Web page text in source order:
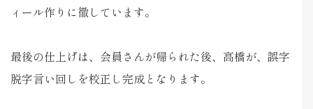
ィール作りに徹しています。
最後の仕上げは、会員さんが帰られた後、高橋が、誤字
脱字言い回しを校正し完成となります。